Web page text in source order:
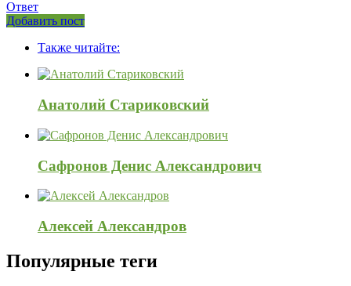
Ответ
Боковая
панель
Добавить пост
120x600Также читайте:
Анатолий Стариковский
Сафронов Денис Александрович
Алексей Александров
Популярные теги